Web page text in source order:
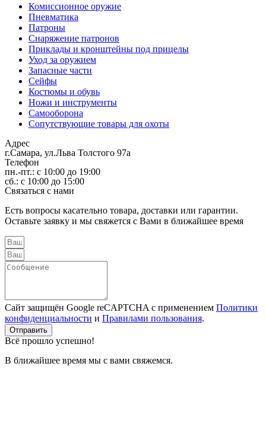
Комиссионное оружие
Пневматика
Патроны
Снаряжение патронов
Приклады и кронштейны под прицелы
Уход за оружием
Запасные части
Сейфы
Костюмы и обувь
Ножи и инструменты
Самооборона
Сопутствующие товары для охоты
Адрес
г.Самара, ул.Льва Толстого 97а
Телефон
пн.-пт.: с 10:00 до 19:00
сб.: с 10:00 до 15:00
Связаться с нами
Есть вопросы касательно товара, доставки или гарантии.
Оставьте заявку и мы свяжется с Вами в ближайшее время
Сайт защищён Google reCAPTCHA с применением Политики
конфиденциальности и Правилами пользования.
Отправить
Всё прошло успешно!
В ближайшее время мы с вами свяжемся.